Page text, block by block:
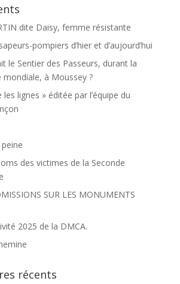
dite Daisy, femme résistante
pompiers d’hier et d’aujourd’hui
le Sentier des Passeurs, durant la
mondiale, à Moussey ?
les lignes » éditée par l’équipe du
des victimes de la Seconde
SUR LES MONUMENTS
2025 de la DMCA.
récents